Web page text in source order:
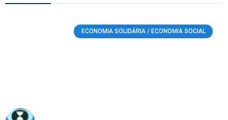
ECONOMIA SOLIDÁRIA / ECONOMIA SOCIAL